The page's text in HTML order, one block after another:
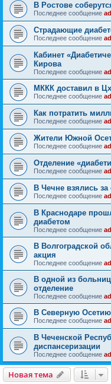
В Ростове
Последнее сообщение
Страдающие
Последнее сообщение
Кабинет
Кирова
Последнее сообщение
МККК доставил в
Последнее сообщение
Как потратить
Последнее сообщение
Жители Южной
Последнее сообщение
Отделение
Последнее сообщение
В Чечне взялись
Последнее сообщение
В Краснодаре
диабетом
Последнее сообщение
В Волгоградской
акция
Последнее сообщение
В одной из
отделение
Последнее сообщение
В Северную
Последнее сообщение
В Чеченской
диспансеризации
Последнее сообщение
Новая тема